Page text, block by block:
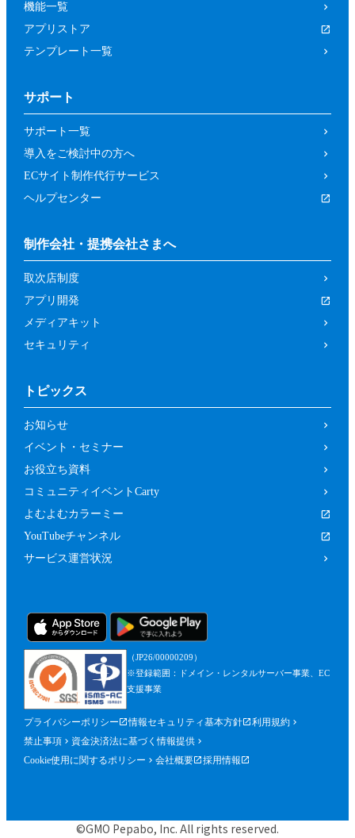
機能一覧
アプリストア
テンプレート一覧
サポート
サポート一覧
導入をご検討中の方へ
ECサイト制作代行サービス
ヘルプセンター
制作会社・提携会社さまへ
取次店制度
アプリ開発
メディアキット
セキュリティ
トピックス
お知らせ
イベント・セミナー
お役立ち資料
コミュニティイベントCarty
よむよむカラーミー
YouTubeチャンネル
サービス運営状況
（JP26/00000209）
※登録範囲：ドメイン・レンタルサーバー事業、EC
支援事業
プライバシーポリシー 情報セキュリティ基本方針
利用規約
禁止事項
資金決済法に基づく情報提供
Cookie使用に関するポリシー
会社概要 採用情報
©GMO Pepabo, Inc. All rights reserved.